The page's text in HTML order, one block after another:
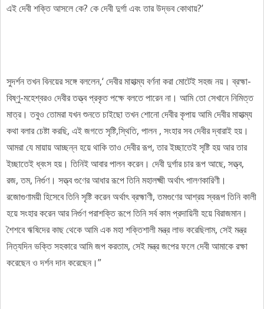
এই দেবী শক্তি আসলে কে? কে দেবী দুর্গা এবং তার উদ্ভব কোথায়?’
সুদর্শন তখন বিনয়ের সঙ্গে বললেন,‘ দেবীর মাহাত্ম্য বর্ণনা করা মোটেই সহজ নয়। ব্রহ্মা-
বিষ্ণু-মহেশ্বর‌ও দেবীর তত্ত্ব প্রকৃত পক্ষে বলতে পারেন না। আমি তো সেখানে নিমিত্ত
মাত্র। তবুও তোমরা যখন শুনতে চাইছো তখন শোনো দেবীর কৃপায় আমি দেবীর মাহাত্ম্য
কথা বলার চেষ্টা করছি, এই জগতে সৃষ্টি,স্থিতি, পালন , সংহার সব দেবীর দ্বারাই হয়।
আমরা যে মায়ায় আচ্ছন্ন হয়ে থাকি তাও দেবীর রূপ, তার ইচ্ছাতেই সৃষ্টি হয় আর তার
ইচ্ছাতেই ধ্বংস হয়। তিনিই আবার পালন করেন। দেবী দুর্গার চার রূপ আছে, সত্ত্ব,
রজ, তম, নির্গুণ। সত্ত্ব‌ গুণের আধার রূপে তিনি মহালক্ষ্মী অর্থাৎ পালণকারিণী।
রজোগুণাময়ী হিসেবে তিনি সৃষ্টি করেন অর্থাৎ ব্রহ্মাণী, তমগুণের আশ্রয় স্বরূপ তিনি কালী
হয়ে সংহার করেন আর নির্গুণ পরাশক্তি রূপে তিনি সর্ব কাম প্রদায়িনী হয়ে বিরাজমান।
শৈশবে ঋষিদের কাছ থেকে আমি এক মহা শক্তিশালী মন্ত্র লাভ করেছিলাম, সেই মন্ত্র
নিত্যদিন ভক্তি সহকারে আমি জপ করতাম, সেই মন্ত্র জপের ফলে দেবী আমাকে রক্ষা
করেছেন ও দর্শন দান করেছেন।”